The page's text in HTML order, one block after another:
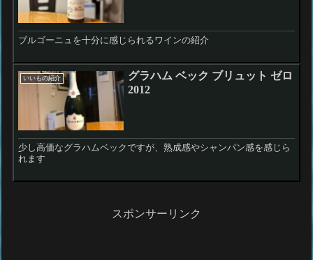
ブルゴーニュを十分に感じられるワインの紹介
いいもの紹介
グラハム ベック ブリュット ゼロ
2012
少し高価なグラハムベックですが、熟成感やシャンパン感を感じら
れます
スポンサーリンク